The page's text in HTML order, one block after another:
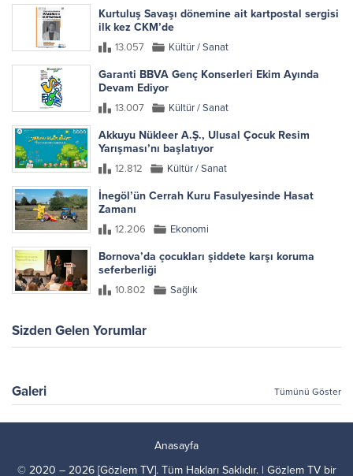
Kurtuluş Savaşı dönemine ait kartpostal sergisi
ilk kez CKM’de
13.057 Kültür / Sanat
Garanti BBVA Genç Konserleri Ekim Ayında
Devam Ediyor
13.007 Kültür / Sanat
Akkuyu Nükleer A.Ş., Ulusal Çocuk Resim
Yarışması’nı başlatıyor
12.812 Kültür / Sanat
İnegöl’ün Cerrah Kuru Fasulyesinde Hasat
Zamanı
12.206 Ekonomi
Bornova’da çocukları şiddete karşı koruma
seferberliği
10.802 Sağlık
Sizden Gelen Yorumlar
Galeri Tümünü Göster
Anasayfa
© 2020 – 2026 [Gözlem TV]. Tüm Hakları Saklıdır. | Gözlem TV bir